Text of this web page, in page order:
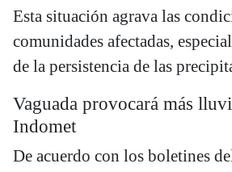
Esta situación agrava las
comunidades afectadas,
de la persistencia de las
Vaguada provocará más
Indomet
De acuerdo con los boletines